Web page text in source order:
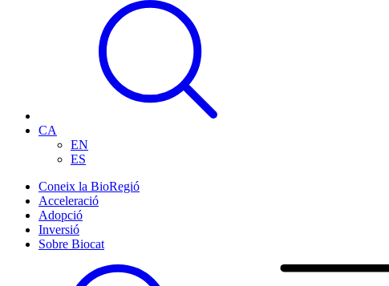
CA
EN
ES
Coneix la BioRegió
Acceleració
Adopció
Inversió
Sobre Biocat